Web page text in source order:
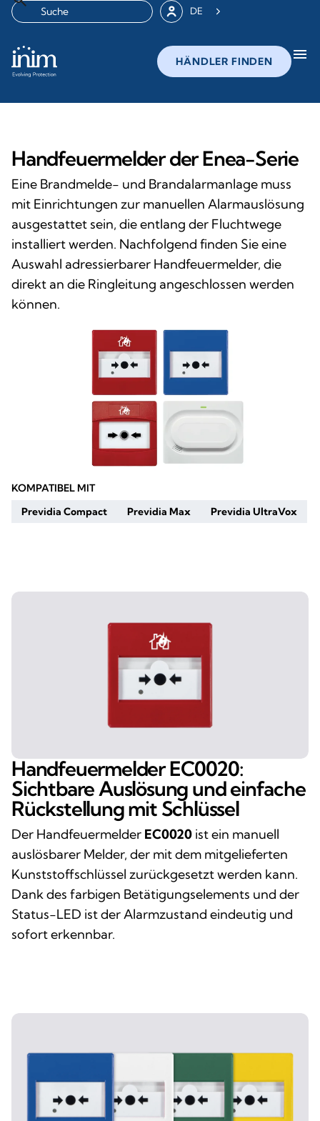
DE
HÄNDLER FINDEN menu
Handfeuermelder der Enea-Serie
Eine Brandmelde- und Brandalarmanlage muss
mit Einrichtungen zur manuellen Alarmauslösung
ausgestattet sein, die entlang der Fluchtwege
installiert werden. Nachfolgend finden Sie eine
Auswahl adressierbarer Handfeuermelder, die
direkt an die Ringleitung angeschlossen werden
können.
KOMPATIBEL MIT
Previdia Compact
Previdia Max Previdia UltraVox
Handfeuermelder EC0020:
Sichtbare Auslösung und einfache
Rückstellung mit Schlüssel
Der Handfeuermelder EC0020 ist ein manuell
auslösbarer Melder, der mit dem mitgelieferten
Kunststoffschlüssel zurückgesetzt werden kann.
Dank des farbigen Betätigungselements und der
Status-LED ist der Alarmzustand eindeutig und
sofort erkennbar.